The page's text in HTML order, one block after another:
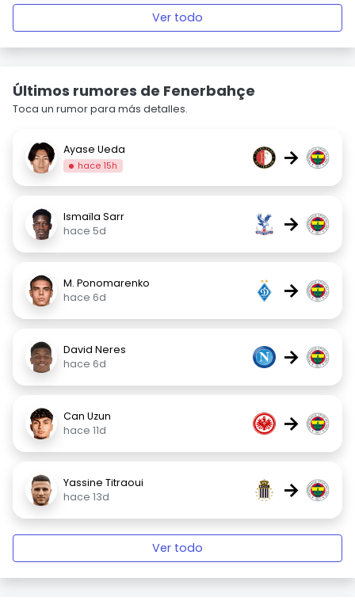
Ver todo
Últimos rumores de Fenerbahçe
Toca un rumor para más detalles.
Ayase Ueda
hace 15h →
Ismaïla Sarr
hace 5d
→
M. Ponomarenko
hace 6d
→
David Neres
hace 6d
→
Can Uzun
hace 11d
→
Yassine Titraoui
hace 13d
→
Ver todo